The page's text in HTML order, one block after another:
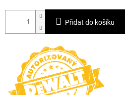
Přidat do košíku